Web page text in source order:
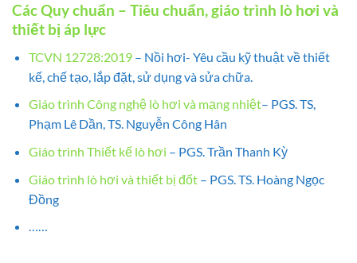
Các Quy chuẩn – Tiêu chuẩn, giáo trình lò hơi và
thiết bị áp lực
TCVN 12728:2019– Nồi hơi- Yêu cầu kỹ thuật về thiết
kế, chế tạo, lắp đặt, sử dụng và sửa chữa.
Giáo trình Công nghệ lò hơi và mạng nhiệt– PGS. TS,
Phạm Lê Dần, TS. Nguyễn Công Hân
Giáo trình Thiết kế lò hơi – PGS. Trần Thanh Kỳ
Giáo trình lò hơi và thiết bị đốt– PGS. TS. Hoàng Ngọc
Đồng
……